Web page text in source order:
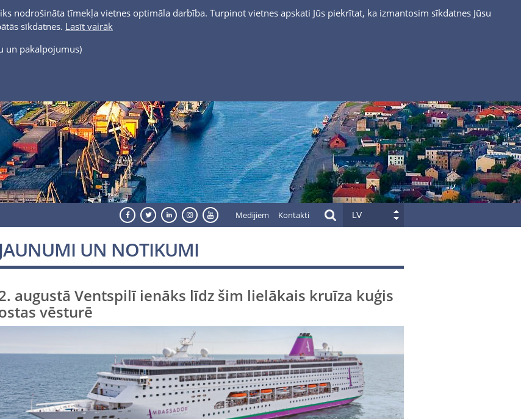
nodrošināta tīmekļa vietnes optimāla darbība. Turpinot vietnes apskati Jūs piekrītat, ka izmantosim sīkdatnes Jūsu
sīkdatnes. Lasīt vairāk
un pakalpojumus)
Medijiem Kontakti LV
JAUNUMI UN NOTIKUMI
augustā Ventspilī ienāks līdz šim lielākais kruīza kuģis
vēsturē